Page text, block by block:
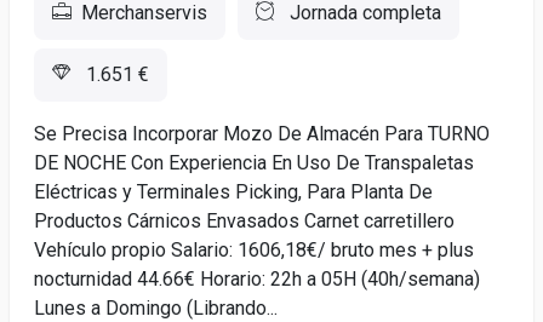
Merchanservis Jornada completa
1.651 €
Se Precisa Incorporar Mozo De Almacén Para TURNO
DE NOCHE Con Experiencia En Uso De Transpaletas
Eléctricas y Terminales Picking, Para Planta De
Productos Cárnicos Envasados Carnet carretillero
Vehículo propio Salario: 1606,18€/ bruto mes + plus
nocturnidad 44.66€ Horario: 22h a 05H (40h/semana)
Lunes a Domingo (Librando...